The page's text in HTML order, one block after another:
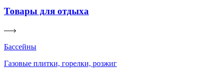
Товары для отдыха
Бассейны
Газовые плитки, горелки, розжиг